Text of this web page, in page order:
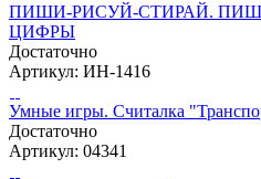
ПИШИ-РИСУЙ-СТИРАЙ.
ЦИФРЫ
Достаточно
Артикул: ИН-1416
Умные игры. Считалка
Достаточно
Артикул: 04341